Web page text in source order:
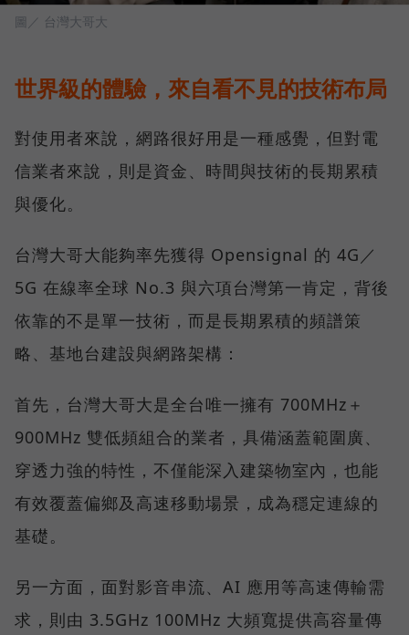
圖／ 台灣大哥大
世界級的體驗，來自看不見的技術布局
對使用者來說，網路很好用是一種感覺，但對電
信業者來說，則是資金、時間與技術的長期累積
與優化。
台灣大哥大能夠率先獲得 Opensignal 的 4G／
5G 在線率全球 No.3 與六項台灣第一肯定，背後
依靠的不是單一技術，而是長期累積的頻譜策
略、基地台建設與網路架構：
首先，台灣大哥大是全台唯一擁有 700MHz＋
900MHz 雙低頻組合的業者，具備涵蓋範圍廣、
穿透力強的特性，不僅能深入建築物室內，也能
有效覆蓋偏鄉及高速移動場景，成為穩定連線的
基礎。
另一方面，面對影音串流、AI 應用等高速傳輸需
求，則由 3.5GHz 100MHz 大頻寬提供高容量傳